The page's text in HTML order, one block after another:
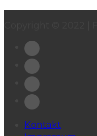
Kontakt